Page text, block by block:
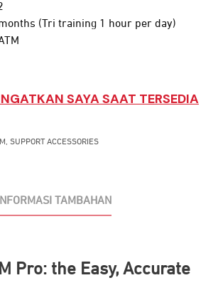
(Tri training 1 hour per day)
SAYA SAAT TERSEDIA
, SUPPORT ACCESSORIES
INFORMASI TAMBAHAN
Pro: the Easy, Accurate